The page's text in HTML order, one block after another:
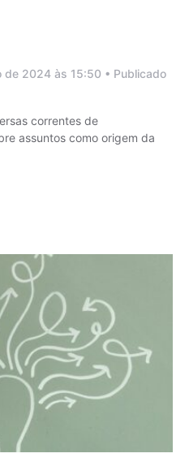
de 2024 às 15:50 • Publicado
correntes de
assuntos como origem da